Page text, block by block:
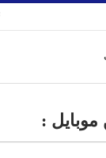
: